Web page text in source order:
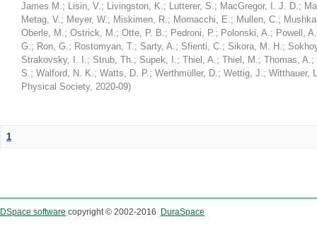
James M.; Lisin, V.; Livingston, K.; Lutterer, S.; MacGregor, I. J. D.;
Metag, V.; Meyer, W.; Miskimen, R.; Mornacchi, E.; Mullen, C.;
Oberle, M.; Ostrick, M.; Otte, P. B.; Pedroni, P.; Polonski, A.; Powell, A.
G.; Ron, G.; Rostomyan, T.; Sarty, A.; Sfienti, C.; Sikora, M. H.;
Strakovsky, I. I.; Strub, Th.; Supek, I.; Thiel, A.; Thiel, M.; Thomas, A.;
S.; Walford, N. K.; Watts, D. P.; Werthmüller, D.; Wettig, J.; Witthauer,
Physical Society, 2020-09)
1
DSpace software copyright © 2002-2016 DuraSpace